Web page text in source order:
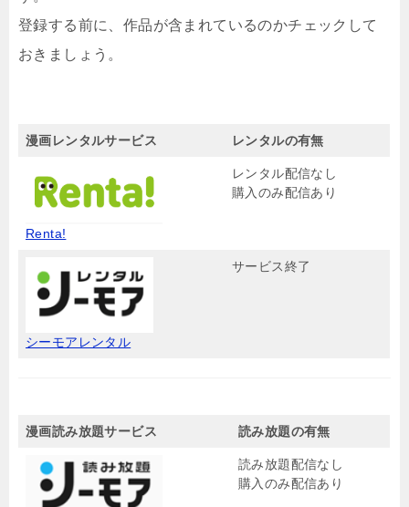
登録する前に、作品が含まれているのかチェックして
おきましょう。
漫画レンタルサービス レンタルの有無
Renta!
レンタル配信なし
購入のみ配信あり
シーモアレンタル
サービス終了
漫画読み放題サービス 読み放題の有無
読み放題配信なし
購入のみ配信あり